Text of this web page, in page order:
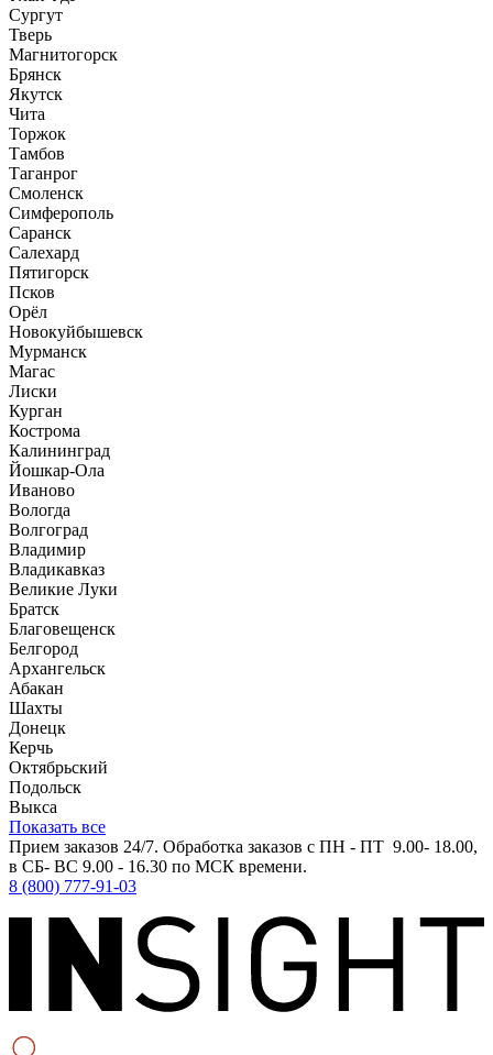
Сургут
Тверь
Магнитогорск
Брянск
Якутск
Чита
Торжок
Тамбов
Таганрог
Смоленск
Симферополь
Саранск
Салехард
Пятигорск
Псков
Орёл
Новокуйбышевск
Мурманск
Магас
Лиски
Курган
Кострома
Калининград
Йошкар-Ола
Иваново
Вологда
Волгоград
Владимир
Владикавказ
Великие Луки
Братск
Благовещенск
Белгород
Архангельск
Абакан
Шахты
Донецк
Керчь
Октябрьский
Подольск
Выкса
Показать все
Прием заказов 24/7. Обработка заказов с ПН - ПТ 9.00- 18.00,
в СБ- ВС 9.00 - 16.30 по МСК времени.
8 (800) 777-91-03